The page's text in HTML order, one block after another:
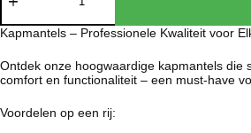
Kapmantels – Professionele Kwaliteit voor
Ontdek onze hoogwaardige kapmantels die
comfort en functionaliteit – een must-have
Voordelen op een rij: